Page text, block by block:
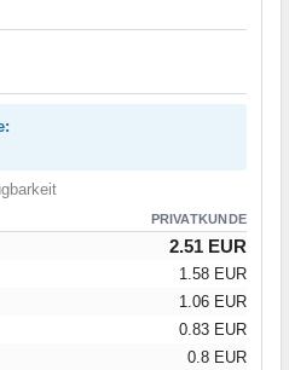
PRIVATKUNDE
2.51 EUR
1.58 EUR
1.06 EUR
0.83 EUR
0.8 EUR